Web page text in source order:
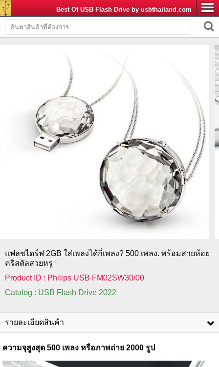
Best Of USB Flash Drive by usbthailand.com
แฟลชไดร์ฟ 2GB ใส่เพลงได้กี่เพลง? 500 เพลง. พร้อมสายห้อย
คริสตัลสวยหรู
Product ID : Philips USB FM02SW30/00
Catalog : USB Flash Drive 2022
รายละเอียดสินค้า
ความจุสูงสุด 500 เพลง หรือภาพถ่าย 2000 รูป